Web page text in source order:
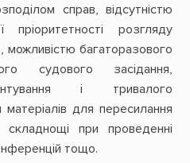
справ, відсутністю
пріоритетності розгляду
можливістю багаторазового
судового засідання,
і тривалого
для пересилання
складнощі при проведенні
тощо.